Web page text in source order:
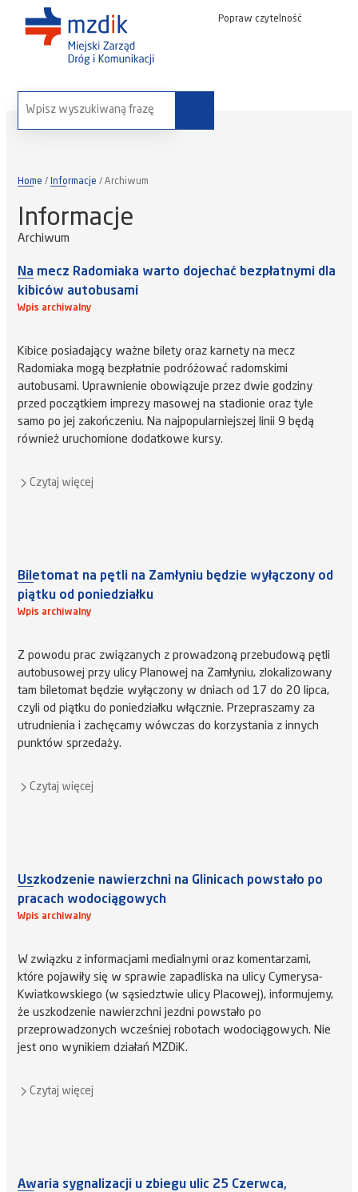
Popraw czytelność
wyszukaj na stronie:
Home Informacje Archiwum
Informacje
Archiwum
Na mecz Radomiaka warto dojechać bezpłatnymi dla
kibiców autobusami
Wpis archiwalny
Kibice posiadający ważne bilety oraz karnety na mecz
Radomiaka mogą bezpłatnie podróżować radomskimi
autobusami. Uprawnienie obowiązuje przez dwie godziny
przed początkiem imprezy masowej na stadionie oraz tyle
samo po jej zakończeniu. Na najpopularniejszej linii 9 będą
również uruchomione dodatkowe kursy.
Czytaj więcej
Biletomat na pętli na Zamłyniu będzie wyłączony od
piątku od poniedziałku
Wpis archiwalny
Z powodu prac związanych z prowadzoną przebudową pętli
autobusowej przy ulicy Planowej na Zamłyniu, zlokalizowany
tam biletomat będzie wyłączony w dniach od 17 do 20 lipca,
czyli od piątku do poniedziałku włącznie. Przepraszamy za
utrudnienia i zachęcamy wówczas do korzystania z innych
punktów sprzedaży.
Czytaj więcej
Uszkodzenie nawierzchni na Glinicach powstało po
pracach wodociągowych
Wpis archiwalny
W związku z informacjami medialnymi oraz komentarzami,
które pojawiły się w sprawie zapadliska na ulicy Cymerysa-
Kwiatkowskiego (w sąsiedztwie ulicy Placowej), informujemy,
że uszkodzenie nawierzchni jezdni powstało po
przeprowadzonych wcześniej robotach wodociągowych. Nie
jest ono wynikiem działań MZDiK.
Czytaj więcej
Awaria sygnalizacji u zbiegu ulic 25 Czerwca,